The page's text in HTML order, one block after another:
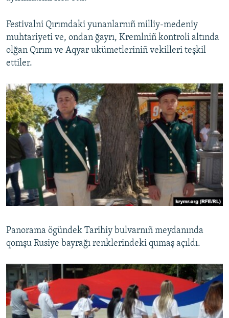
Festivalni Qırımdaki yunanlarnıñ milliy-medeniy
muhtariyeti ve, ondan ğayrı, Kremlniñ kontroli altında
olğan Qırım ve Aqyar ukümetleriniñ vekilleri teşkil
ettiler.
Panorama ögündek Tarihiy bulvarnıñ meydanında
qomşu Rusiye bayrağı renklerindeki qumaş açıldı.